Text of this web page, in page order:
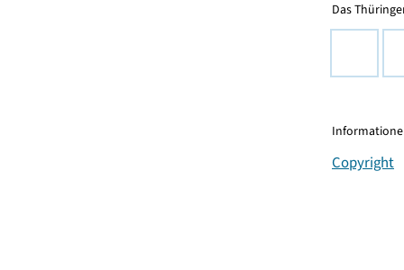
Das
Copyright